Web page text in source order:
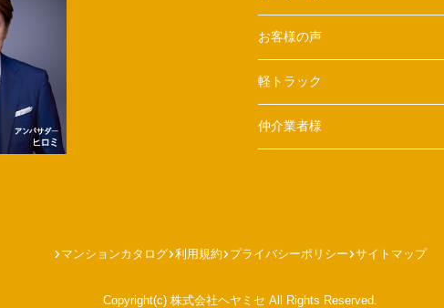
お客様の声
軽トラック
仲介業者様
マンションカタログ 利用規約 プライバシーポリシー サイトマップ
Copyright(c) 株式会社ヘヤミセ All Rights Reserved.